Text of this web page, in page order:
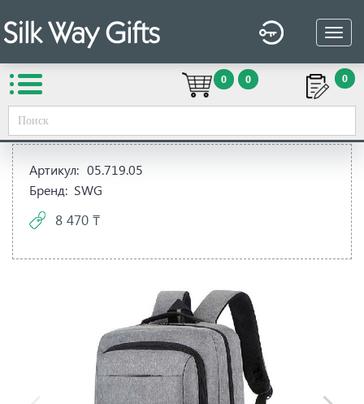
0 0 0
Вы здесь: Сувенирная продукция
Сумки→Рюкзаки→Рюкзак с отделением для ноутбука
Артикул: 05.719.05
Бренд: SWG
8 470 ₸